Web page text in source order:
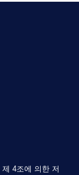
4조에 의한 저